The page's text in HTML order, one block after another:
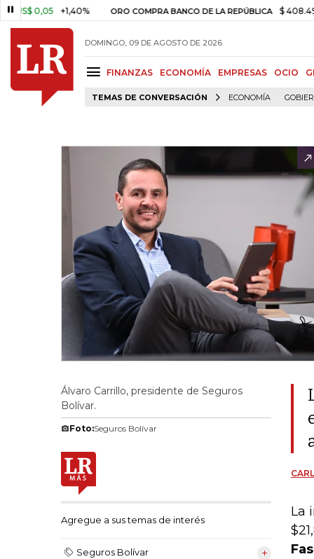
+1,40% ORO COMPRA BANCO DE LA REPÚBLICA $ 408.498,97
DOMINGO, 09 DE AGOSTO DE 2026
FINANZAS ECONOMÍA EMPRESAS OCIO
TEMAS DE CONVERSACIÓN ECONOMÍA
Álvaro Carrillo, presidente de Seguros
Bolívar.
Foto:Seguros Bolívar
Agregue a sus temas de interés
Seguros Bolívar
La